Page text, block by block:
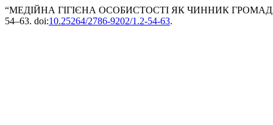
“МЕДІЙНА ГІГІЄНА ОСОБИСТОСТІ ЯК ЧИННИК
54–63. doi:10.25264/2786-9202/1.2-54-63.